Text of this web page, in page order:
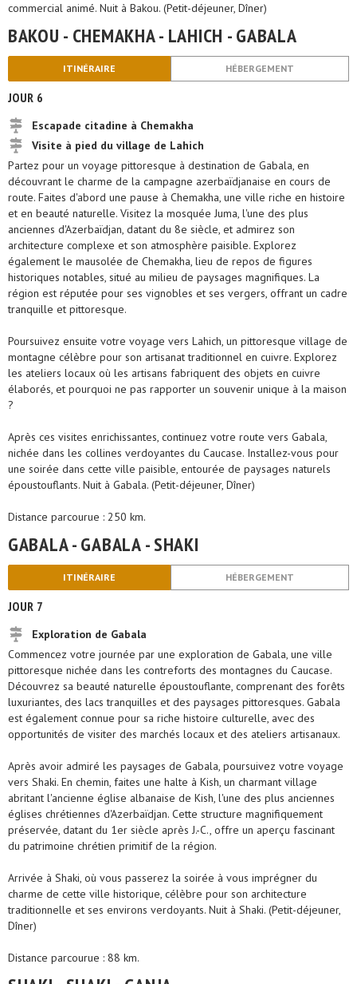
commercial animé. Nuit à Bakou. (Petit-déjeuner, Dîner)
BAKOU - CHEMAKHA - LAHICH - GABALA
ITINÉRAIRE HÉBERGEMENT
JOUR 6
Escapade citadine à Chemakha
Visite à pied du village de Lahich
Partez pour un voyage pittoresque à destination de Gabala, en
découvrant le charme de la campagne azerbaïdjanaise en cours de
route. Faites d'abord une pause à Chemakha, une ville riche en histoire
et en beauté naturelle. Visitez la mosquée Juma, l'une des plus
anciennes d'Azerbaïdjan, datant du 8e siècle, et admirez son
architecture complexe et son atmosphère paisible. Explorez
également le mausolée de Chemakha, lieu de repos de figures
historiques notables, situé au milieu de paysages magnifiques. La
région est réputée pour ses vignobles et ses vergers, offrant un cadre
tranquille et pittoresque.
Poursuivez ensuite votre voyage vers Lahich, un pittoresque village de
montagne célèbre pour son artisanat traditionnel en cuivre. Explorez
les ateliers locaux où les artisans fabriquent des objets en cuivre
élaborés, et pourquoi ne pas rapporter un souvenir unique à la maison
?
Après ces visites enrichissantes, continuez votre route vers Gabala,
nichée dans les collines verdoyantes du Caucase. Installez-vous pour
une soirée dans cette ville paisible, entourée de paysages naturels
époustouflants. Nuit à Gabala. (Petit-déjeuner, Dîner)
Distance parcourue : 250 km.
GABALA - GABALA - SHAKI
ITINÉRAIRE HÉBERGEMENT
JOUR 7
Exploration de Gabala
Commencez votre journée par une exploration de Gabala, une ville
pittoresque nichée dans les contreforts des montagnes du Caucase.
Découvrez sa beauté naturelle époustouflante, comprenant des forêts
luxuriantes, des lacs tranquilles et des paysages pittoresques. Gabala
est également connue pour sa riche histoire culturelle, avec des
opportunités de visiter des marchés locaux et des ateliers artisanaux.
Après avoir admiré les paysages de Gabala, poursuivez votre voyage
vers Shaki. En chemin, faites une halte à Kish, un charmant village
abritant l'ancienne église albanaise de Kish, l'une des plus anciennes
églises chrétiennes d'Azerbaïdjan. Cette structure magnifiquement
préservée, datant du 1er siècle après J.-C., offre un aperçu fascinant
du patrimoine chrétien primitif de la région.
Arrivée à Shaki, où vous passerez la soirée à vous imprégner du
charme de cette ville historique, célèbre pour son architecture
traditionnelle et ses environs verdoyants. Nuit à Shaki. (Petit-déjeuner,
Dîner)
Distance parcourue : 88 km.